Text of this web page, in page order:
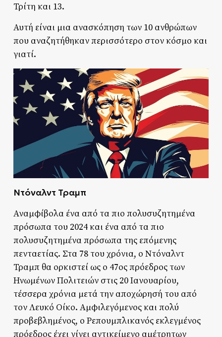
Τρίτη και 13.
Αυτή είναι μια ανασκόπηση των 10 ανθρώπων
που αναζητήθηκαν περισσότερο στον κόσμο και
γιατί.
Ντόναλντ Τραμπ
Αναμφίβολα ένα από τα πιο πολυσυζητημένα
πρόσωπα του 2024 και ένα από τα πιο
πολυσυζητημένα πρόσωπα της επόμενης
πενταετίας. Στα 78 του χρόνια, ο Ντόναλντ
Τραμπ θα ορκιστεί ως ο 47ος πρόεδρος των
Ηνωμένων Πολιτειών στις 20 Ιανουαρίου,
τέσσερα χρόνια μετά την αποχώρησή του από
τον Λευκό Οίκο. Αμφιλεγόμενος και πολύ
προβεβλημένος, ο Ρεπουμπλικανός εκλεγμένος
πρόεδρος έχει γίνει αντικείμενο αμέτρητων